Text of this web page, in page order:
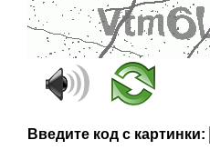
Введите код с картинки: